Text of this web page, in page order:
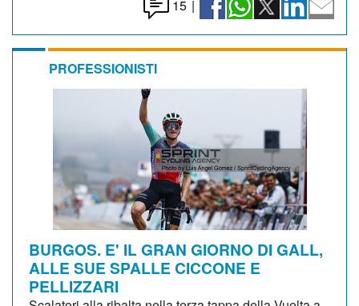
15 |
PROFESSIONISTI
BURGOS. E' IL GRAN GIORNO DI GALL,
ALLE SUE SPALLE CICCONE E
PELLIZZARI